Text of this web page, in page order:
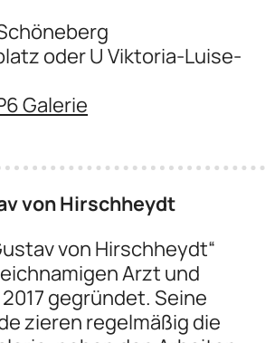
oder U Viktoria-Luise-
Galerie
von Hirschheydt
von Hirschheydt“
Arzt und
gegründet. Seine
zieren regelmäßig die